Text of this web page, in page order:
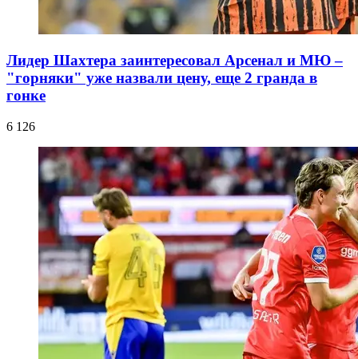
Лидер Шахтера заинтересовал Арсенал и МЮ –
"горняки" уже назвали цену, еще 2 гранда в
гонке
6 126